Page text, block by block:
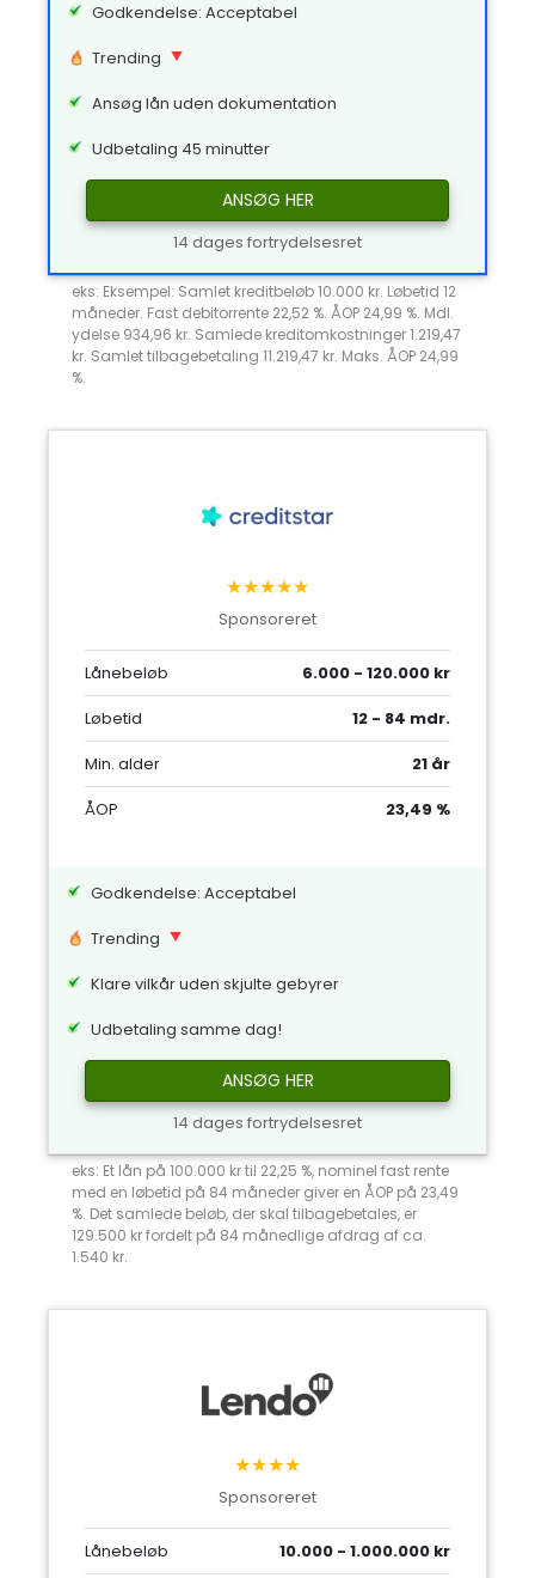
Godkendelse: Acceptabel
Trending
Ansøg lån uden dokumentation
Udbetaling 45 minutter
ANSØG HER
14 dages fortrydelsesret
eks: Eksempel: Samlet kreditbeløb 10.000 kr. Løbetid 12
måneder. Fast debitorrente 22,52 %. ÅOP 24,99 %. Mdl.
ydelse 934,96 kr. Samlede kreditomkostninger 1.219,47
kr. Samlet tilbagebetaling 11.219,47 kr. Maks. ÅOP 24,99
%.
★★★★★
Sponsoreret
Lånebeløb
6.000 - 120.000 kr
Løbetid
12 - 84 mdr.
Min. alder
21 år
ÅOP
23,49 %
Godkendelse: Acceptabel
Trending
Klare vilkår uden skjulte gebyrer
Udbetaling samme dag!
ANSØG HER
14 dages fortrydelsesret
eks: Et lån på 100.000 kr til 22,25 %, nominel fast rente
med en løbetid på 84 måneder giver en ÅOP på 23,49
%. Det samlede beløb, der skal tilbagebetales, er
129.500 kr fordelt på 84 månedlige afdrag af ca.
1.540 kr.
★★★★
Sponsoreret
Lånebeløb 10.000 - 1.000.000 kr